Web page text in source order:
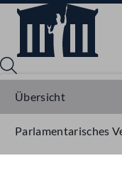
Übersicht
Parlamentarisches